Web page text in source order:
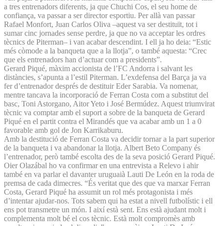
a tres entrenadors diferents, ja que Chuchi Cos, el seu home de
confiança, va passar a ser director esportiu. Per allà van passar
Rafael Monfort, Juan Carlos Oliva –aquest va ser destituït, tot i
sumar cinc jornades sense perdre, ja que no va acceptar les ordres
tècnics de Piterman– i van acabar descendint. I ell ja ho deia: “Estic
més còmode a la banqueta que a la llotja”, o també aquesta: “Crec
que els entrenadors han d’actuar com a presidents”.
Gerard Piqué, màxim accionista de l’FC Andorra i salvant les
distàncies, s’apunta a l’estil Piterman. L’exdefensa del Barça ja va
fer d’entrenador després de destituir Eder Sarabia. Va nomenar,
mentre tancava la incorporació de Ferran Costa com a substitut del
basc, Toni Astorgano, Aitor Yeto i José Bermúdez. Aquest triumvirat
tècnic va comptar amb el suport a sobre de la banqueta de Gerard
Piqué en el partit contra el Mirandés que va acabar amb un 1 a 0
favorable amb gol de Jon Karrikaburu.
Amb la destitució de Ferran Costa va decidir tornar a la part superior
de la banqueta i va abandonar la llotja. Albert Beto Company és
l’entrenador, però també escolta des de la seva posició Gerard Piqué.
Oier Olazábal ho va confirmar en una entrevista a Relevo i ahir
també en va parlar el davanter uruguaià Lauti De León en la roda de
premsa de cada dimecres. “És veritat que des que va marxar Ferran
Costa, Gerard Piqué ha assumit un rol més protagonista i més
d’intentar ajudar-nos. Tots sabem qui ha estat a nivell futbolístic i ell
ens pot transmetre un món. I així està sent. Ens està ajudant molt i
complementa molt bé el cos tècnic. Està molt compromès amb